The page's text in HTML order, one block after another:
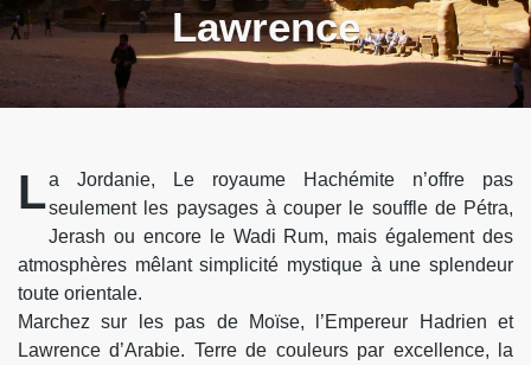
Lawrence
La Jordanie, Le royaume Hachémite n’offre pas
seulement les paysages à couper le souffle de Pétra,
Jerash ou encore le Wadi Rum, mais également des
atmosphères mêlant simplicité mystique à une splendeur
toute orientale.
Marchez sur les pas de Moïse, l’Empereur Hadrien et
Lawrence d’Arabie. Terre de couleurs par excellence, la